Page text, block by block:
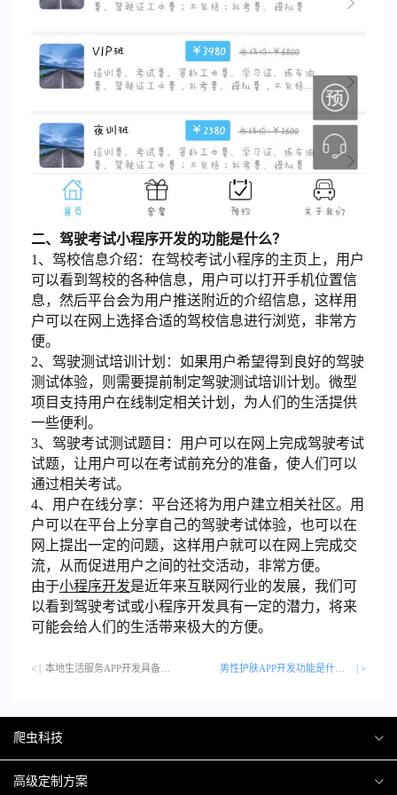
二、驾驶考试小程序开发的功能是什么？
1、驾校信息介绍：在驾校考试小程序的主页上，用户
可以看到驾校的各种信息，用户可以打开手机位置信
息，然后平台会为用户推送附近的介绍信息，这样用
户可以在网上选择合适的驾校信息进行浏览，非常方
便。
2、驾驶测试培训计划：如果用户希望得到良好的驾驶
测试体验，则需要提前制定驾驶测试培训计划。微型
项目支持用户在线制定相关计划，为人们的生活提供
一些便利。
3、驾驶考试测试题目：用户可以在网上完成驾驶考试
试题，让用户可以在考试前充分的准备，使人们可以
通过相关考试。
4、用户在线分享：平台还将为用户建立相关社区。用
户可以在平台上分享自己的驾驶考试体验，也可以在
网上提出一定的问题，这样用户就可以在网上完成交
流，从而促进用户之间的社交活动，非常方便。
由于小程序开发是近年来互联网行业的发展，我们可
以看到驾驶考试或小程序开发具有一定的潜力，将来
可能会给人们的生活带来极大的方便。
< | | >
爬虫科技
爬虫案例
高级定制方案